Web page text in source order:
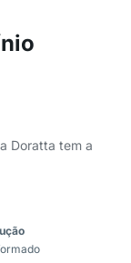
Doratta tem a